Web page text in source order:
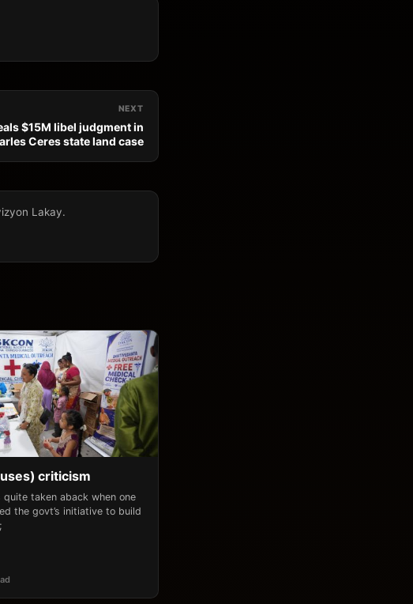
NEXT
$15M libel judgment in
Ceres state land case
Lakay.
criticism
quite taken aback when one
the govt’s initiative to build